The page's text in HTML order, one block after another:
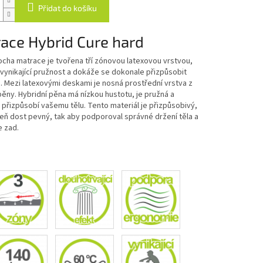
Přidat do košíku
Hybrid Cure hard
matrace je tvořena tří zónovou latexovou vrstvou,
pružnost a dokáže se dokonale přizpůsobit
Mezi latexovými deskami je nosná prostřední vrstva z
Hybridní pěna má nízkou hustotu, je pružná a
vašemu tělu. Tento materiál je přizpůsobivý,
dost pevný, tak aby podporoval správné držení těla a
zad.